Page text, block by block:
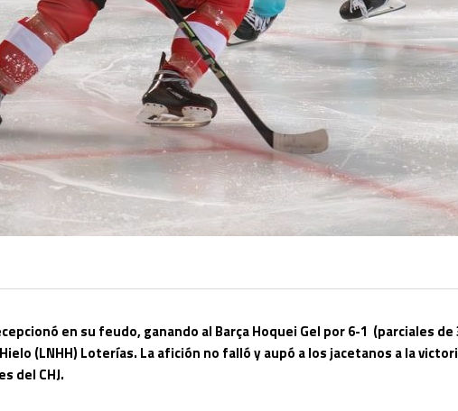
en su feudo, ganando al Barça Hoquei Gel por 6-1 (parciales
(LNHH) Loterías. La afición no falló y aupó a los jacetanos a la
del CHJ.